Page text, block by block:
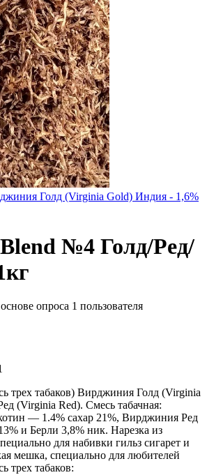
Голд (Virginia Gold) Индия - 1,6%
№4 Голд/Ред/
опроса 1 пользователя
трех табаков) Вирджиния Голд (Virginia
(Virginia Red). Смесь табачная:
— 1.4% сахар 21%, Вирджиния Ред
и Берли 3,8% ник. Нарезка из
для набивки гильз сигарет и
мешка, специально для любителей
трех табаков: